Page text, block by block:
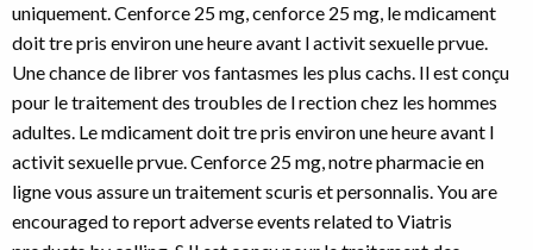
uniquement. Cenforce 25 mg, cenforce 25 mg, le mdicament
doit tre pris environ une heure avant l activit sexuelle prvue.
Une chance de librer vos fantasmes les plus cachs. Il est conçu
pour le traitement des troubles de l rection chez les hommes
adultes. Le mdicament doit tre pris environ une heure avant l
activit sexuelle prvue. Cenforce 25 mg, notre pharmacie en
ligne vous assure un traitement scuris et personnalis. You are
encouraged to report adverse events related to Viatris